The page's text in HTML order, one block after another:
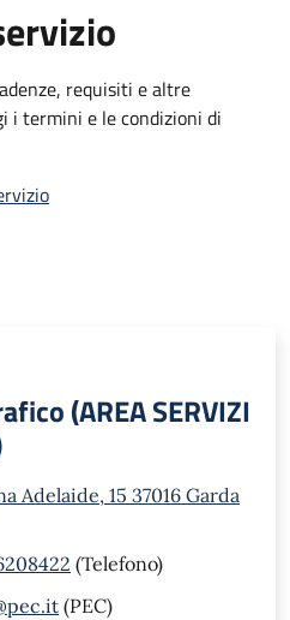
requisiti e altre
i termini e le condizioni di
(AREA SERVIZI
Adelaide, 15 37016 Garda
(Telefono)
(PEC)